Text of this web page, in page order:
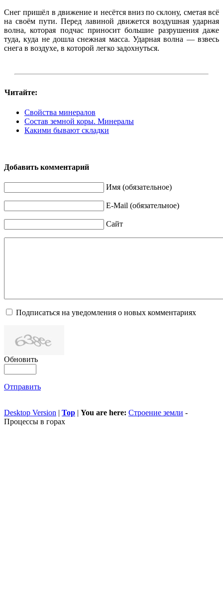
Снег пришёл в движение и несётся вниз по склону, сметая всё
на своём пути. Перед лавиной движется воздушная ударная
волна, которая подчас приносит большие разрушения даже
туда, куда не дошла снежная масса. Ударная волна — взвесь
снега в воздухе, в которой легко задохнуться.
Читайте:
Свойства минералов
Состав земной коры. Минералы
Какими бывают складки
Добавить комментарий
Имя (обязательное)
E-Mail (обязательное)
Сайт
Подписаться на уведомления о новых комментариях
Обновить
Отправить
Desktop Version | Top | You are here: Строение земли -
Процессы в горах